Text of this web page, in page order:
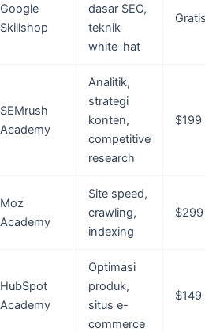
Google
Skillshop
dasar SEO,
teknik
white-hat
SEMrush
Academy
Analitik,
strategi
konten,
competitive
research
$199
Moz
Academy
Site speed,
crawling,
indexing
$299
HubSpot
Academy
Optimasi
produk,
situs e-
commerce
$149